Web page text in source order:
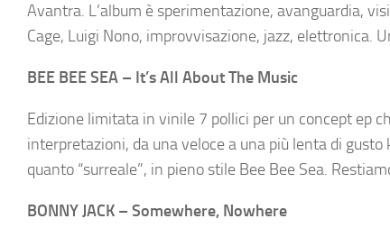
Avantra. L’album è sperimentazione, avanguardia,
Cage, Luigi Nono, improvvisazione, jazz, elettronica.
BEE BEE SEA – It’s All About The Music
Edizione limitata in vinile 7 pollici per un concept ep
interpretazioni, da una veloce a una più lenta di
quanto “surreale”, in pieno stile Bee Bee Sea.
BONNY JACK – Somewhere, Nowhere